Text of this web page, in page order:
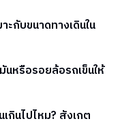
ะกับขนาดทางเดินใน
หรือรอยล้อรถเข็นให้
กินไปไหม? สังเกต